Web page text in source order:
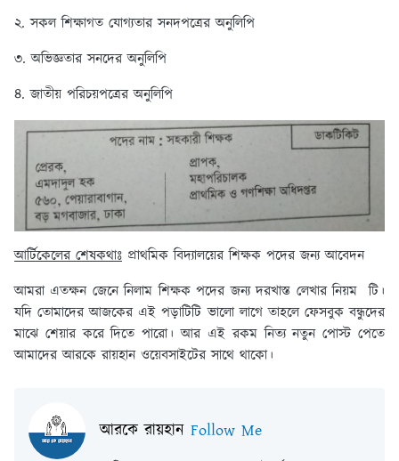
২. সকল শিক্ষাগত যোগ্যতার সনদপত্রের অনুলিপি
৩. অভিজ্ঞতার সনদের অনুলিপি
৪. জাতীয় পরিচয়পত্রের অনুলিপি
আর্টিকেলের শেষকথাঃ প্রাথমিক বিদ্যালয়ের শিক্ষক পদের জন্য আবেদন
আমরা এতক্ষন জেনে নিলাম শিক্ষক পদের জন্য দরখাস্ত লেখার নিয়ম টি।
যদি তোমাদের আজকের এই পড়াটিটি ভালো লাগে তাহলে ফেসবুক বন্ধুদের
মাঝে শেয়ার করে দিতে পারো। আর এই রকম নিত্য নতুন পোস্ট পেতে
আমাদের আরকে রায়হান ওয়েবসাইটের সাথে থাকো।
আরকে রায়হান Follow Me